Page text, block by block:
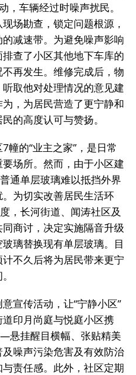
，车辆经过时噪声扰民。
场勘查，锁定问题根源，
减速带。为避免噪声影响
查了小区其他地下车库的
再发生。维修完成后，物
取他对处理情况的意见建
，为居民营造了更宁静和
的高度认可与赞扬。
幢的“业主之家”，是日常
场所。然而，由于小区建
通单层玻璃难以抵挡外界
为切实改善居民生活环
，长河街道、闻涛社区及
商讨，决定实施隔音升级
璃替换现有单层玻璃。目
不久后将为居民带来更宁
宣传活动，让“宁静小区”
印月尚庭与悦庭小区携
悬挂醒目横幅、张贴精美
噪声污染危害及有效防治
责任感。此外，社区定期